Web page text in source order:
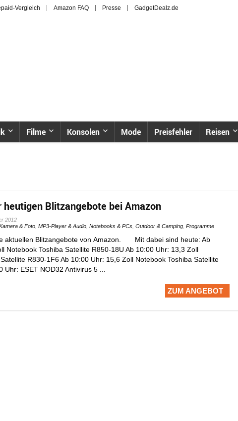
Vergleich Amazon FAQ Presse GadgetDealz.de
Filme Konsolen Mode Preisfehler Reisen
heutigen Blitzangebote bei Amazon
2012
& Foto MP3-Player & Audio Notebooks & PCs Outdoor & Camping Programme
aktuellen Blitzangebote von Amazon. Mit dabei sind heute: Ab
Notebook Toshiba Satellite R850-18U Ab 10:00 Uhr: 13,3 Zoll
R830-1F6 Ab 10:00 Uhr: 15,6 Zoll Notebook Toshiba Satellite
Uhr: ESET NOD32 Antivirus 5 ...
ZUM ANGEBOT